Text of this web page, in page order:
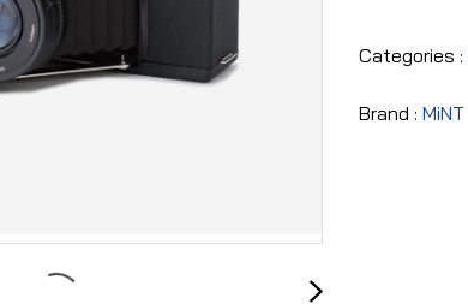
Categories :
Brand : MiNT